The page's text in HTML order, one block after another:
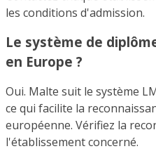
les conditions d'admission.
Le système de
en Europe ?
Oui. Malte suit le système
ce qui facilite la
européenne. Vérifiez la
l'établissement concerné.